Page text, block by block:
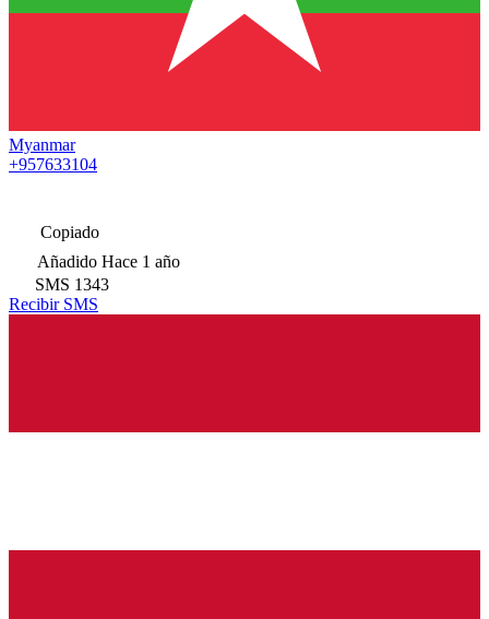
Myanmar
+957633104
Copiado
Añadido Hace 1 año
SMS 1343
Recibir SMS